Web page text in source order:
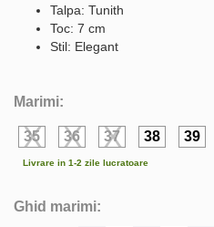
Talpa: Tunith
Toc: 7 cm
Stil: Elegant
Marimi:
35 36 37 38 39
Livrare in 1-2 zile lucratoare
Ghid marimi: